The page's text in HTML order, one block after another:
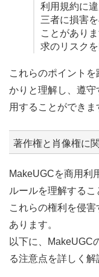
利用規約に
三者に損害
ことがあり
求のリスク
これらのポイント
かりと理解し、遵守
用することができま
著作権と肖像権に
MakeUGCを商用利
ルールを理解するこ
これらの権利を侵
あります。
以下に、MakeUGC
る注意点を詳しく解